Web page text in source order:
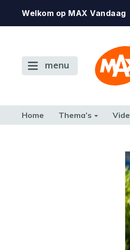
Welkom op MAX Vandaag
menu
Home Thema’s